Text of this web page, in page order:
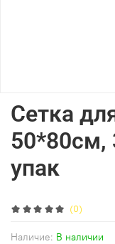
(0)
Наличие: В наличии
Сетка
50*80см,
упак